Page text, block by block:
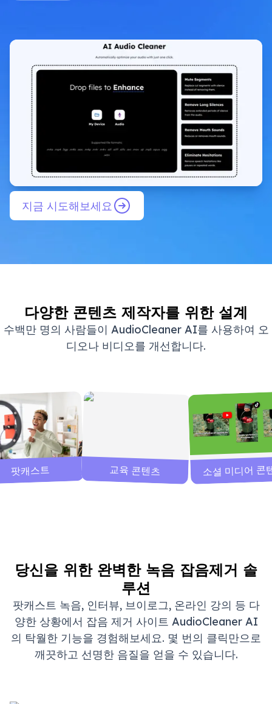
지금 시도해보세요
다양한 콘텐츠 제작자를 위한 설계
수백만 명의 사람들이 AudioCleaner AI를 사용하여 오
디오나 비디오를 개선합니다.
팟캐스트 교육 콘텐츠 소셜 미디어 콘
당신을 위한 완벽한 녹음 잡음제거 솔
루션
팟캐스트 녹음, 인터뷰, 브이로그, 온라인 강의 등 다
양한 상황에서 잡음 제거 사이트 AudioCleaner AI
의 탁월한 기능을 경험해보세요. 몇 번의 클릭만으로
깨끗하고 선명한 음질을 얻을 수 있습니다.